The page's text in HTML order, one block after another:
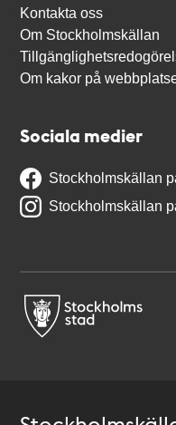
Kontakta oss
Om Stockholmskällan
Om kakor på
Sociala medier
Stockholmskällan
Stockholmskällan